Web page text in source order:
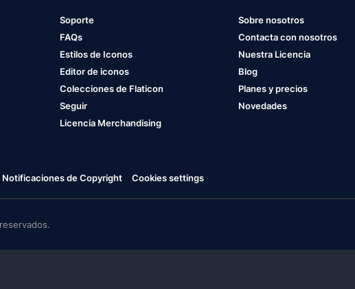
Soporte
FAQs
Estilos de Iconos
Editor de iconos
Colecciones de Flaticon
Seguir
Licencia Merchandising
Sobre nosotros
Contacta con nosotros
Nuestra Licencia
Blog
Planes y precios
Novedades
Notificaciones de Copyright Cookies settings